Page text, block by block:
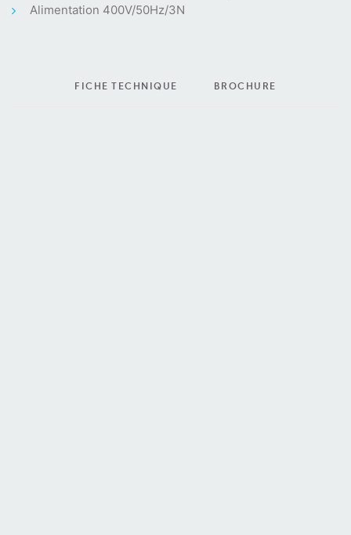
Alimentation 400V/50Hz/3N
FICHE TECHNIQUE BROCHURE